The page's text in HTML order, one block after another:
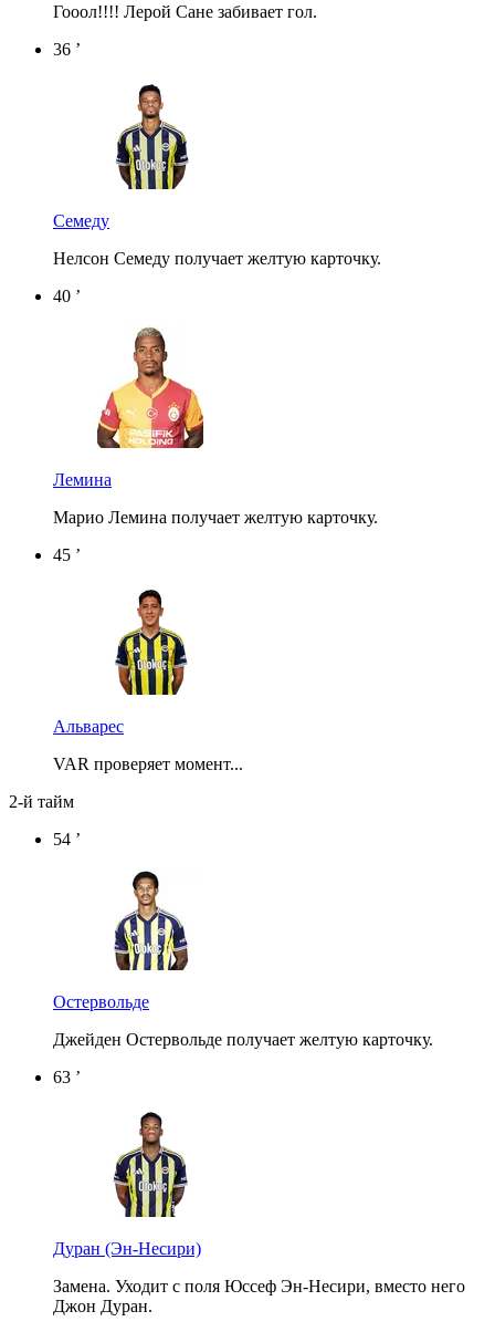
Гооол!!!! Лерой Сане забивает гол.
36 ’
Семеду
Нелсон Семеду получает желтую карточку.
40 ’
Лемина
Марио Лемина получает желтую карточку.
45 ’
Альварес
VAR проверяет момент...
2-й тайм
54 ’
Остервольде
Джейден Остервольде получает желтую карточку.
63 ’
Дуран (Эн-Несири)
Замена. Уходит с поля Юссеф Эн-Несири, вместо него
Джон Дуран.